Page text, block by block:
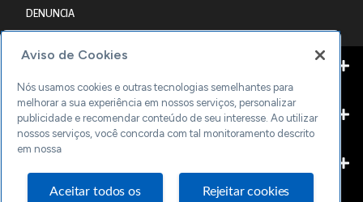
DENUNCIA
QUAL É O SEU PERFIL?
Aviso de Cookies
Nós usamos cookies e outras tecnologias semelhantes para
melhorar a sua experiência em nossos serviços, personalizar
publicidade e recomendar conteúdo de seu interesse. Ao utilizar
nossos serviços, você concorda com tal monitoramento descrito
em nossa
Aceitar todos os
Rejeitar cookies